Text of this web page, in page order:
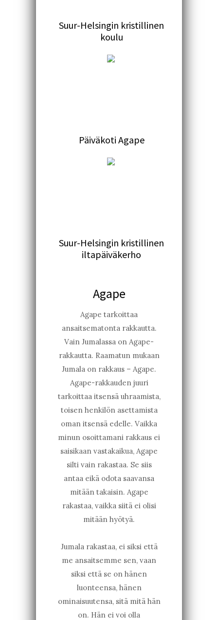
Suur-Helsingin kristillinen
koulu
Päiväkoti Agape
Suur-Helsingin kristillinen
iltapäiväkerho
Agape
Agape tarkoittaa
ansaitsematonta rakkautta.
Vain Jumalassa on Agape-
rakkautta. Raamatun mukaan
Jumala on rakkaus – Agape.
Agape-rakkauden juuri
tarkoittaa itsensä uhraamista,
toisen henkilön asettamista
oman itsensä edelle. Vaikka
minun osoittamani rakkaus ei
saisikaan vastakaikua, Agape
silti vain rakastaa. Se siis
antaa eikä odota saavansa
mitään takaisin. Agape
rakastaa, vaikka siitä ei olisi
mitään hyötyä.
Jumala rakastaa, ei siksi että
me ansaitsemme sen, vaan
siksi että se on hänen
luonteensa, hänen
ominaisuutensa, sitä mitä hän
on. Hän ei voi olla